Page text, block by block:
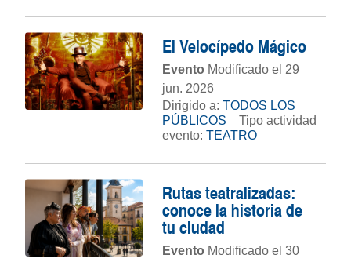
El Velocípedo Mágico
Evento Modificado el 29
jun. 2026
Dirigido a: TODOS LOS
PÚBLICOS
Tipo actividad
evento: TEATRO
Rutas teatralizadas:
conoce la historia de
tu ciudad
Evento Modificado el 30